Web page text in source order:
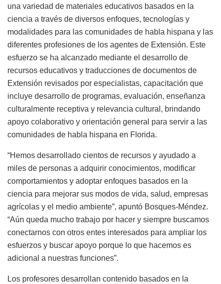
una variedad de materiales educativos basados en la
ciencia a través de diversos enfoques, tecnologías y
modalidades para las comunidades de habla hispana y las
diferentes profesiones de los agentes de Extensión. Este
esfuerzo se ha alcanzado mediante el desarrollo de
recursos educativos y traducciones de documentos de
Extensión revisados por especialistas, capacitación que
incluye desarrollo de programas, evaluación, enseñanza
culturalmente receptiva y relevancia cultural, brindando
apoyo colaborativo y orientación general para servir a las
comunidades de habla hispana en Florida.
“Hemos desarrollado cientos de recursos y ayudado a
miles de personas a adquirir conocimientos, modificar
comportamientos y adoptar enfoques basados en la
ciencia para mejorar sus modos de vida, salud, empresas
agrícolas y el medio ambiente”, apuntó Bosques-Méndez.
“Aún queda mucho trabajo por hacer y siempre buscamos
conectarnos con otros entes interesados para ampliar los
esfuerzos y buscar apoyo porque lo que hacemos es
adicional a nuestras funciones”.
Los profesores desarrollan contenido basados en la